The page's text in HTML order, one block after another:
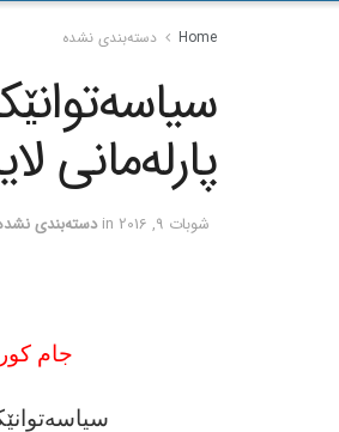
Home دسته‌بندی نشده
پارله‌مانی
شوبات 9, 2016 in دسته‌بندی
جام